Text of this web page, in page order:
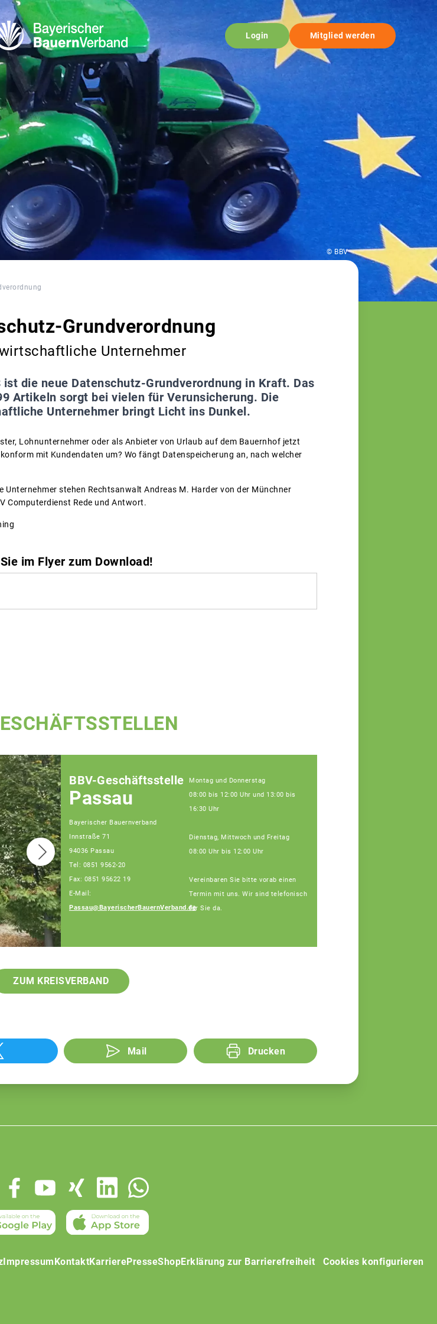
Login Mitglied werden
© BBV
Grundverordnung
Unternehmer
die neue Datenschutz-Grundverordnung in Kraft. Das
Artikeln sorgt bei vielen für Verunsicherung. Die
Unternehmer bringt Licht ins Dunkel.
Lohnunternehmer oder als Anbieter von Urlaub auf dem Bauernhof jetzt
mit Kundendaten um? Wo fängt Datenspeicherung an, nach welcher
stehen Rechtsanwalt Andreas M. Harder von der Münchner
Computerdienst Rede und Antwort.
im Flyer zum Download!
BBV-Geschäftsstelle
Passau
Bayerischer Bauernverband
Innstraße 71
94036 Passau
Tel: 0851 9562-20
Fax: 0851 95622 19
E-Mail:
Passau@BayerischerBauernVerband.de
Montag und Donnerstag
08:00 bis 12:00 Uhr und 13:00 bis
16:30 Uhr
Dienstag, Mittwoch und Freitag
08:00 Uhr bis 12:00 Uhr
Vereinbaren Sie bitte vorab einen
Termin mit uns. Wir sind telefonisch
für Sie da.
ZUM KREISVERBAND
Mail Drucken
Impressum KontaktKarrierePresseShopErklärung zur Barrierefreiheit Cookies konfigurieren